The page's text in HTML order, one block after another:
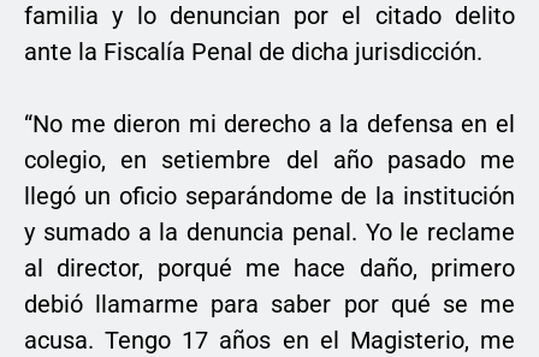
familia y lo denuncian por el citado delito
ante la Fiscalía Penal de dicha jurisdicción.
“No me dieron mi derecho a la defensa en el
colegio, en setiembre del año pasado me
llegó un oficio separándome de la institución
y sumado a la denuncia penal. Yo le reclame
al director, porqué me hace daño, primero
debió llamarme para saber por qué se me
acusa. Tengo 17 años en el Magisterio, me